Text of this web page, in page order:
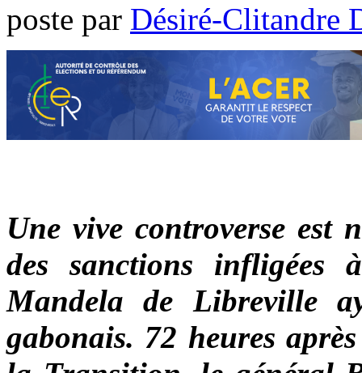
poste par Désiré-Clitandre
Une vive controverse est
des sanctions infligées
Mandela de Libreville
gabonais. 72 heures